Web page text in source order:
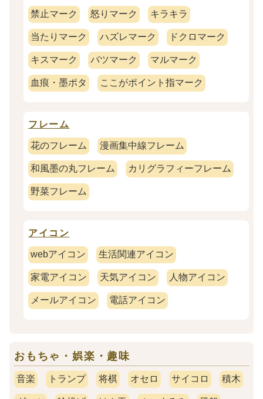
禁止マーク 怒りマーク キラキラ
当たりマーク ハズレマーク ドクロマーク
キスマーク バツマーク マルマーク
血痕・墨ポタ ここがポイント指マーク
フレーム
花のフレーム 漫画集中線フレーム
和風墨の丸フレーム カリグラフィーフレーム
野菜フレーム
アイコン
webアイコン 生活関連アイコン
家電アイコン 天気アイコン 人物アイコン
メールアイコン 電話アイコン
おもちゃ・娯楽・趣味
音楽 トランプ 将棋 オセロ サイコロ 積木